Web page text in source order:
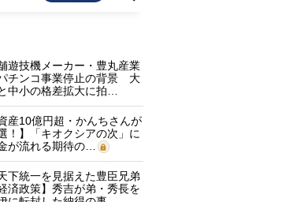
遊技機メーカー・豊丸産業
チンコ事業停止の背景 大
中小の格差拡大に拍…
資産10億円超・かんちさんが
！】「キオクシアの次」に
が流れる期待の…
天下統一を見据えた豊臣兄弟
済政策】秀吉が弟・秀長を